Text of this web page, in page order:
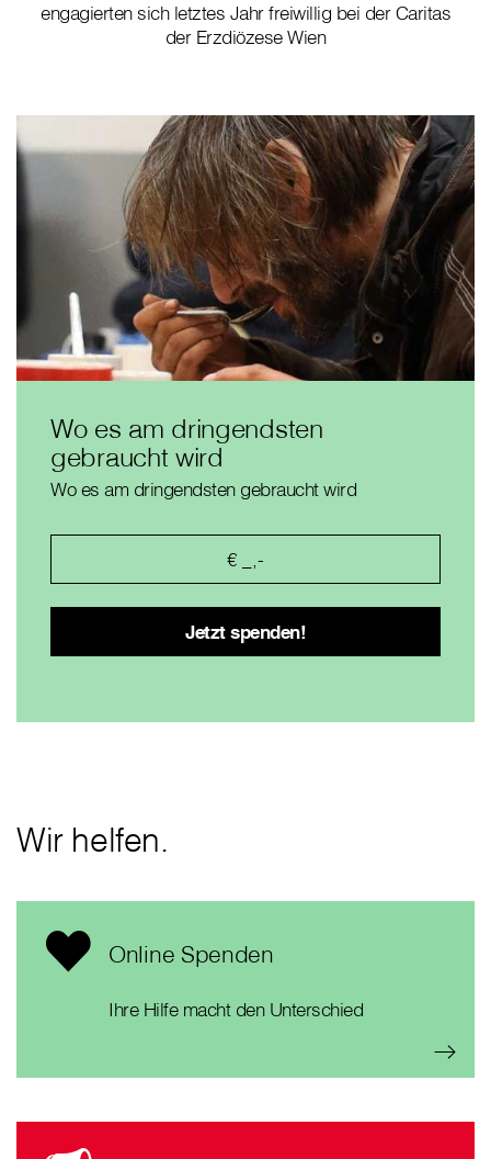
engagierten sich letztes Jahr freiwillig bei der Caritas
der Erzdiözese Wien
Wo es am dringendsten
gebraucht wird
Wo es am dringendsten gebraucht wird
Wir helfen.
Online Spenden
Ihre Hilfe macht den Unterschied